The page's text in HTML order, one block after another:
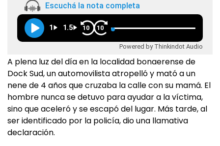
Escuchá la nota completa
1 1.5 10 10
Powered by Thinkindot Audio
A plena luz del día en la localidad bonaerense de
Dock Sud, un automovilista atropelló y mató a un
nene de 4 años que cruzaba la calle con su mamá. El
hombre nunca se detuvo para ayudar a la víctima,
sino que aceleró y se escapó del lugar. Más tarde, al
ser identificado por la policía, dio una llamativa
declaración.